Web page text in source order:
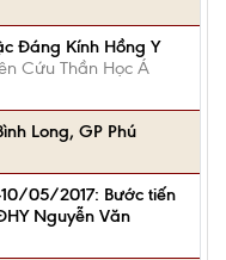
Đáng Kính Hồng Y
Cứu Thần Học Á
Long, GP Phú
05/2017: Bước tiến
Nguyễn Văn